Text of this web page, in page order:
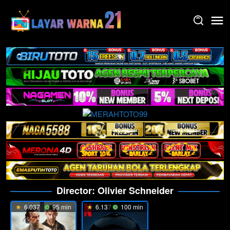
content
Director: Olivier Schneider
6.037 95 min 6.137 100 min